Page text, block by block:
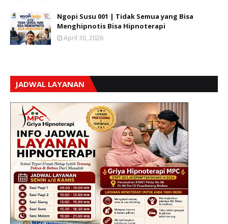
Ngopi Susu 001 | Tidak Semua yang Bisa
Menghipnotis Bisa Hipnoterapi
April 30, 2026
JADWAL LAYANAN